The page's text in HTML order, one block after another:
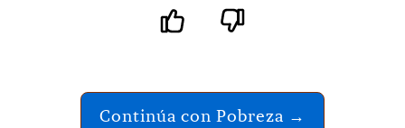
Continúa con Pobreza →